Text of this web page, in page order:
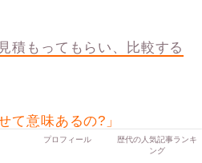
積もってもらい、比較する
て意味あるの?」
プロフィール
歴代の人気記事ランキ
ング